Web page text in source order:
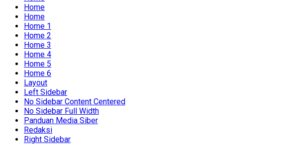
Home
Home
Home 1
Home 2
Home 3
Home 4
Home 5
Home 6
Layout
Left Sidebar
No Sidebar Content Centered
No Sidebar Full Width
Panduan Media Siber
Redaksi
Right Sidebar